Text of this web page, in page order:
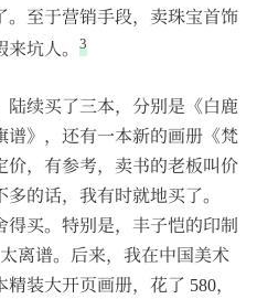
至于营销手段，卖珠宝首饰
坑人。 3
续买了三本，分别是《白鹿
》，还有一本新的画册《梵
，有参考，卖书的老板叫价
的话，我有时就地买了。
买。特别是，丰子恺的印制
离谱。后来，我在中国美术
装大开页画册，花了 580，